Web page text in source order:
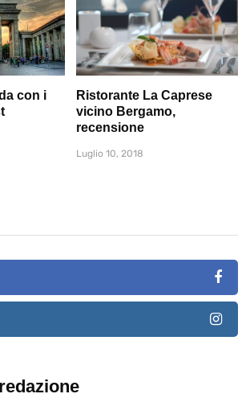
con i
Ristorante La Caprese
vicino Bergamo,
recensione
Luglio 10, 2018